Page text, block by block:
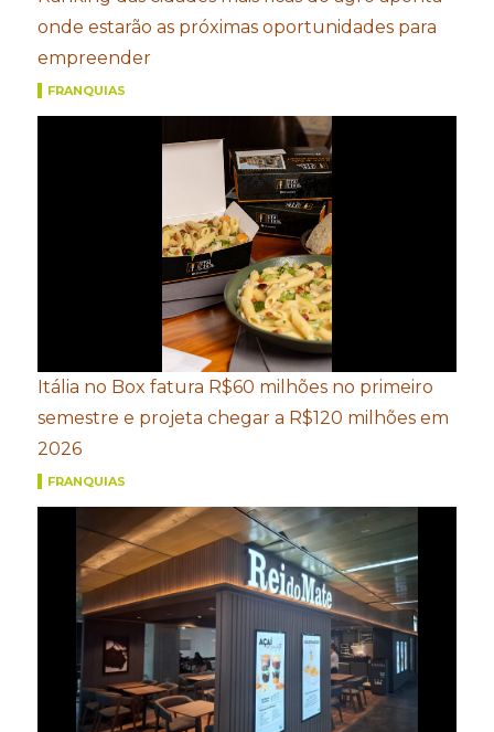
onde estarão as próximas oportunidades para
empreender
FRANQUIAS
Itália no Box fatura R$60 milhões no primeiro
semestre e projeta chegar a R$120 milhões em
2026
FRANQUIAS